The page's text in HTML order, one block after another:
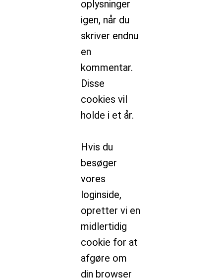
oplysninger
igen, når du
skriver endnu
en
kommentar.
Disse
cookies vil
holde i et år.
Hvis du
besøger
vores
loginside,
opretter vi en
midlertidig
cookie for at
afgøre om
din browser